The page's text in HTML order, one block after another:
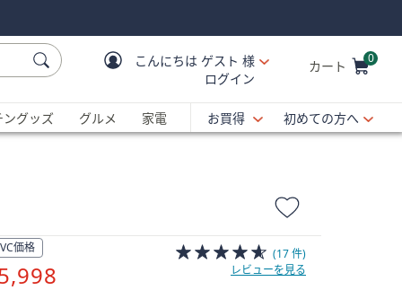
こんにちは ゲスト 様
ログイン
カート 0
ングッズ
グルメ 家電 お買得 初めての方へ
価格
(17 件)
レビューを見る